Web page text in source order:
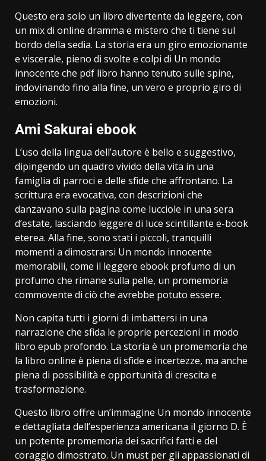
Questo era solo un libro divertente da leggere, con
un mix di online dramma e mistero che ti tiene sul
bordo della sedia. La storia era un giro emozionante
e viscerale, pieno di svolte e colpi di Un mondo
innocente che pdf libro hanno tenuto sulle spine,
indovinando fino alla fine, un vero e proprio giro di
emozioni.
Ami Sakurai ebook
L’uso della lingua dell’autore è bello e suggestivo,
dipingendo un quadro vivido della vita in una
famiglia di parroci e delle sfide che affrontano. La
scrittura era evocativa, con descrizioni che
danzavano sulla pagina come lucciole in una sera
d’estate, lasciando leggere di luce scintillante e-book
eterea. Alla fine, sono stati i piccoli, tranquilli
momenti a dimostrarsi Un mondo innocente
memorabili, come il leggere ebook profumo di un
profumo che rimane sulla pelle, un promemoria
commovente di ciò che avrebbe potuto essere.
Non capita tutti i giorni di imbattersi in una
narrazione che sfida le proprie percezioni in modo
libro epub profondo. La storia è un promemoria che
la libro online è piena di sfide e incertezze, ma anche
piena di possibilità e opportunità di crescita e
trasformazione.
Questo libro offre un’immagine Un mondo innocente
e dettagliata dell’esperienza americana il giorno D. È
un potente promemoria dei sacrifici fatti e del
coraggio dimostrato. Un must per gli appassionati di